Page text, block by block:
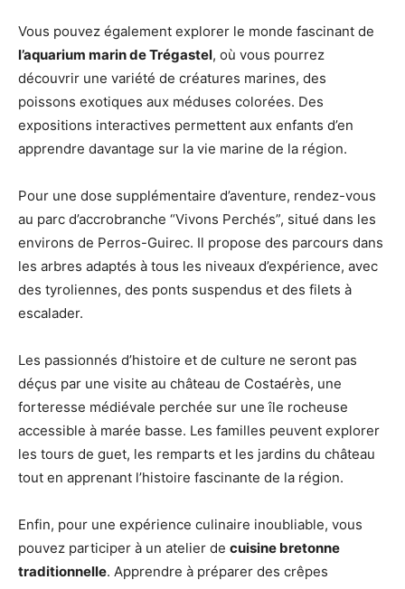
Vous pouvez également explorer le monde fascinant de
l’aquarium marin de Trégastel, où vous pourrez
découvrir une variété de créatures marines, des
poissons exotiques aux méduses colorées. Des
expositions interactives permettent aux enfants d’en
apprendre davantage sur la vie marine de la région.
Pour une dose supplémentaire d’aventure, rendez-vous
au parc d’accrobranche “Vivons Perchés”, situé dans les
environs de Perros-Guirec. Il propose des parcours dans
les arbres adaptés à tous les niveaux d’expérience, avec
des tyroliennes, des ponts suspendus et des filets à
escalader.
Les passionnés d’histoire et de culture ne seront pas
déçus par une visite au château de Costaérès, une
forteresse médiévale perchée sur une île rocheuse
accessible à marée basse. Les familles peuvent explorer
les tours de guet, les remparts et les jardins du château
tout en apprenant l’histoire fascinante de la région.
Enfin, pour une expérience culinaire inoubliable, vous
pouvez participer à un atelier de cuisine bretonne
traditionnelle. Apprendre à préparer des crêpes